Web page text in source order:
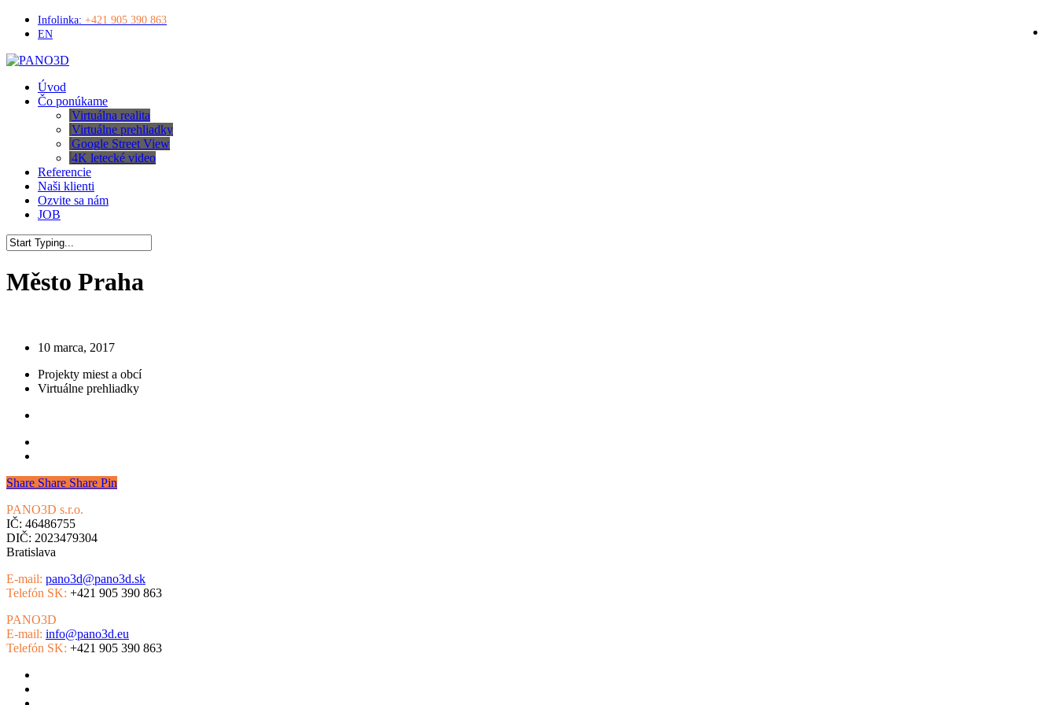
Skip
content
Infolinka: +421 905 390 863
EN
Menu
Úvod
Čo ponúkame
Virtuálna realita
Virtuálne prehliadky
Google Street View
4K letecké video
Referencie
Naši klienti
Ozvite sa nám
JOB
Search
Město Praha
10 marca, 2017
Projekty miest a obcí
Virtuálne prehliadky
Share Share Share Pin
PANO3D s.r.o.
IČ: 46486755
DIČ: 2023479304
Bratislava
E-mail: pano3d@pano3d.sk
Telefón SK: +421 905 390 863
PANO3D
E-mail: info@pano3d.eu
Telefón SK: +421 905 390 863